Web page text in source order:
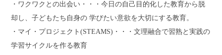
・ワクワクとの出会い・・・今日の自己目的化した教育から脱
却し、子どもたち自身の 学びたい意欲を大切にする教育。
・マイ・プロジェクト(STEAMS)・・・文理融合で習熟と実践の
学習サイクルを作る教育